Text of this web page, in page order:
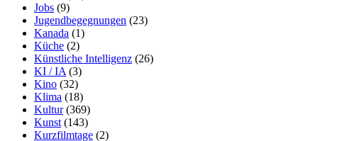
Jobs (9)
Jugendbegegnungen (23)
Kanada (1)
Küche (2)
Künstliche Intelligenz (26)
KI / IA (3)
Kino (32)
Klima (18)
Kultur(369)
Kunst (143)
Kurzfilmtage (2)